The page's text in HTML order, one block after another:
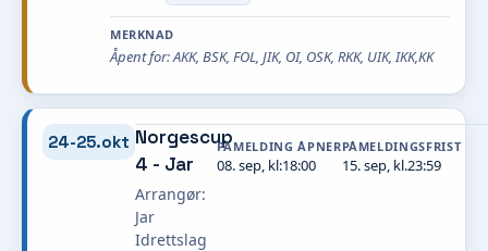
MERKNAD
Åpent for: AKK, BSK, FOL, JIK, OI, OSK, RKK, UIK, IKK,KK
24-25.okt Norgescup
4 - Jar
Arrangør:
Jar
Idrettslag
PÅMELDING ÅPNER
08. sep, kl:18:00
PÅMELDINGSFRIST
15. sep, kl.23:59